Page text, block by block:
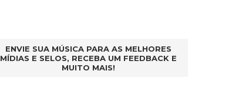
ENVIE SUA MÚSICA PARA AS MELHORES
MÍDIAS E SELOS, RECEBA UM FEEDBACK E
MUITO MAIS!